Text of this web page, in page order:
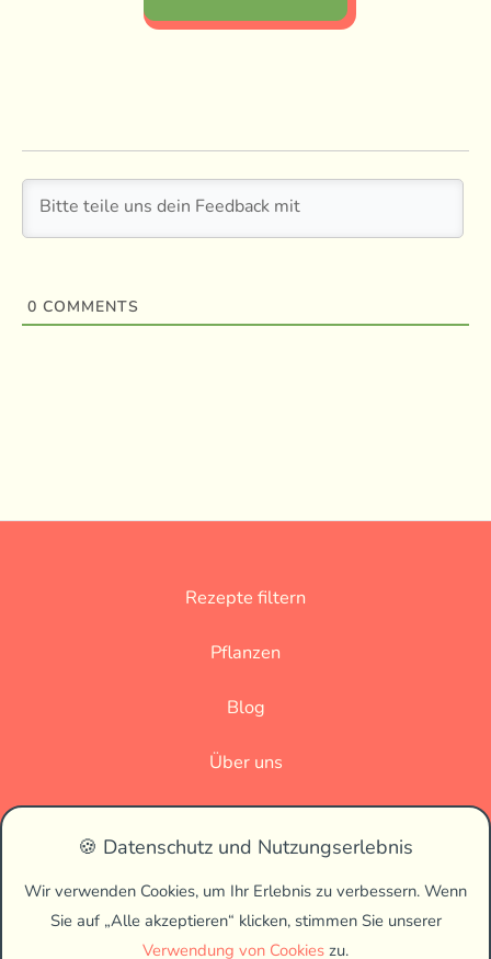
🍪 Datenschutz und Nutzungserlebnis
Wir verwenden Cookies, um Ihr Erlebnis zu verbessern. Wenn
Sie auf „Alle akzeptieren“ klicken, stimmen Sie unserer
Verwendung von Cookies zu.
0 COMMENTS
Rezepte filtern
Pflanzen
Blog
Über uns